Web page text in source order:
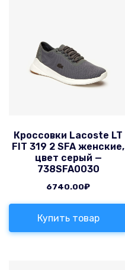
Кроссовки Lacoste LT
FIT 319 2 SFA женские,
цвет серый —
738SFA0030
6740.00₽
Купить товар